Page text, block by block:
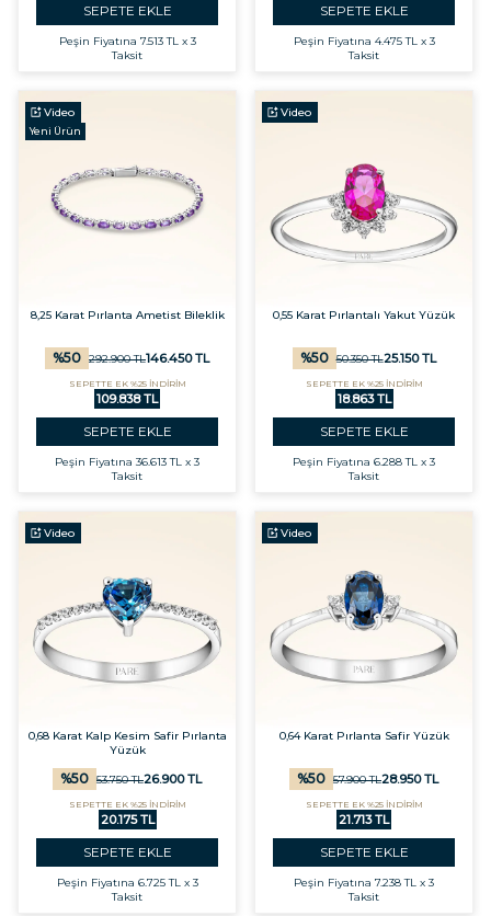
SEPETE EKLE
Peşin Fiyatına 7.513 TL x 3
Taksit
SEPETE EKLE
Peşin Fiyatına 4.475 TL x 3
Taksit
Video
Yeni Ürün
8,25 Karat Pırlanta Ametist Bileklik
%50 292.900TL146.450TL
SEPETTE EK %25 İNDİRİM
109.838 TL
SEPETE EKLE
Peşin Fiyatına 36.613 TL x 3
Taksit
Video
0,55 Karat Pırlantalı Yakut Yüzük
%50 50.350TL25.150TL
SEPETTE EK %25 İNDİRİM
18.863 TL
SEPETE EKLE
Peşin Fiyatına 6.288 TL x 3
Taksit
Video
0,68 Karat Kalp Kesim Safir Pırlanta
Yüzük
%50 53.750TL26.900TL
SEPETTE EK %25 İNDİRİM
20.175 TL
SEPETE EKLE
Peşin Fiyatına 6.725 TL x 3
Taksit
Video
0,64 Karat Pırlanta Safir Yüzük
%50 57.900TL28.950TL
SEPETTE EK %25 İNDİRİM
21.713 TL
SEPETE EKLE
Peşin Fiyatına 7.238 TL x 3
Taksit